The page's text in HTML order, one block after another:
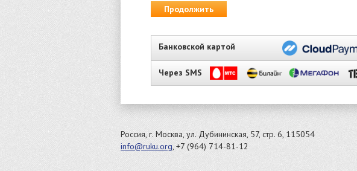
Продолжить
Банковской картой
Через SMS
Россия, г. Москва, ул. Дубининская, 57, стр. 6, 115054
info@ruku.org, +7 (964) 714-81-12